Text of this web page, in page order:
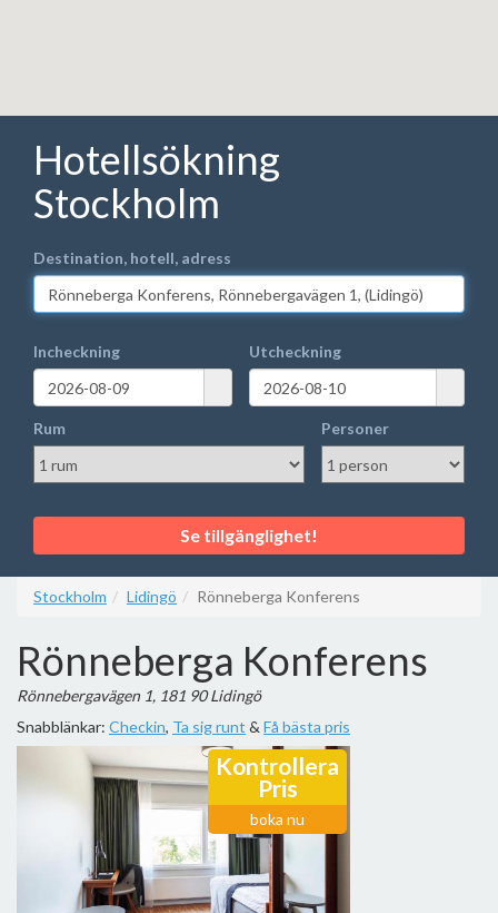
Hotellsökning
Stockholm
Destination, hotell, adress
Incheckning Utcheckning
Rum Personer
Se tillgänglighet!
Stockholm Lidingö Rönneberga Konferens
Rönneberga Konferens
Rönnebergavägen 1, 181 90 Lidingö
Snabblänkar: Checkin, Ta sig runt & Få bästa pris
Kontrollera
Pris
boka nu